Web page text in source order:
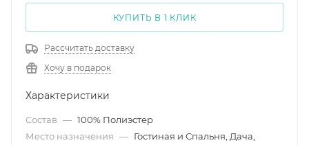
КУПИТЬ В 1 КЛИК
Рассчитать доставку
Хочу в подарок
Характеристики
Состав — 100% Полиэстер
Место назначения — Гостиная и Спальня, Дача,